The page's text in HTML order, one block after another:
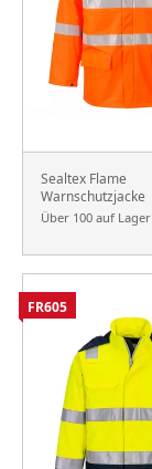
Sealtex Flame
Warnschutzjacke
Über 100 auf Lager
FR605